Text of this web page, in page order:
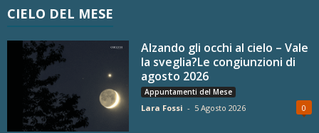
CIELO DEL MESE
Alzando gli occhi al cielo – Vale
la sveglia?Le congiunzioni di
agosto 2026
Appuntamenti del Mese
Lara Fossi - 5 Agosto 2026 0